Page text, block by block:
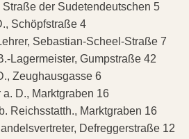
der Sudetendeutschen 5
Schöpfstraße 4
Sebastian-Scheel-Straße 7
Lagermeister, Gumpstraße 42
Zeughausgasse 6
D., Marktgraben 16
Reichsstatth., Marktgraben 16
Defreggerstraße 12